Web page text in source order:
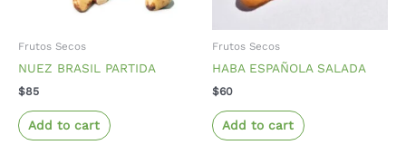
Frutos Secos
NUEZ BRASIL PARTIDA
$85
Add to cart
Frutos Secos
HABA ESPAÑOLA SALADA
$60
Add to cart